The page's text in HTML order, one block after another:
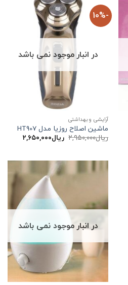
-10%
در انبار موجود نمی باشد
آرایشی و بهداشتی
ماشین اصلاح روزیا مدل HT907
ریال۲,۹۵۰,۰۰۰ قیمت
اصلی:
ریال۲,۶۵۰,۰۰۰قیمت
فعلی:
در انبار موجود نمی باشد